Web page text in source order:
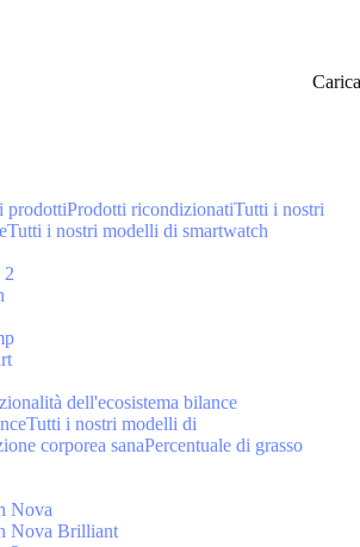
prodottiProdotti ricondizionatiTutti i nostri
Tutti i nostri modelli di smartwatch
2
dell'ecosistema bilance
Tutti i nostri modelli di
corporea sanaPercentuale di grasso
Nova
Nova Brilliant